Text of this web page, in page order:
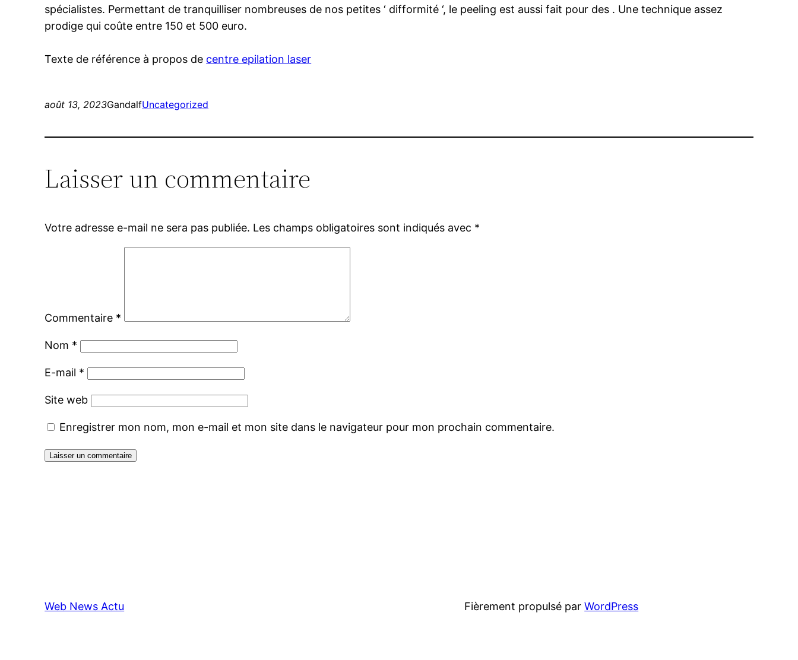
spécialistes. Permettant de tranquilliser nombreuses de nos petites ‘ difformité ‘, le peeling est aussi fait pour des . Une technique assez
prodige qui coûte entre 150 et 500 euro.
Texte de référence à propos de centre epilation laser
août 13, 2023GandalfUncategorized
Laisser un commentaire
Votre adresse e-mail ne sera pas publiée. Les champs obligatoires sont indiqués avec *
Commentaire *
Nom *
E-mail *
Site web
Enregistrer mon nom, mon e-mail et mon site dans le navigateur pour mon prochain commentaire.
Web News Actu Fièrement propulsé parWordPress